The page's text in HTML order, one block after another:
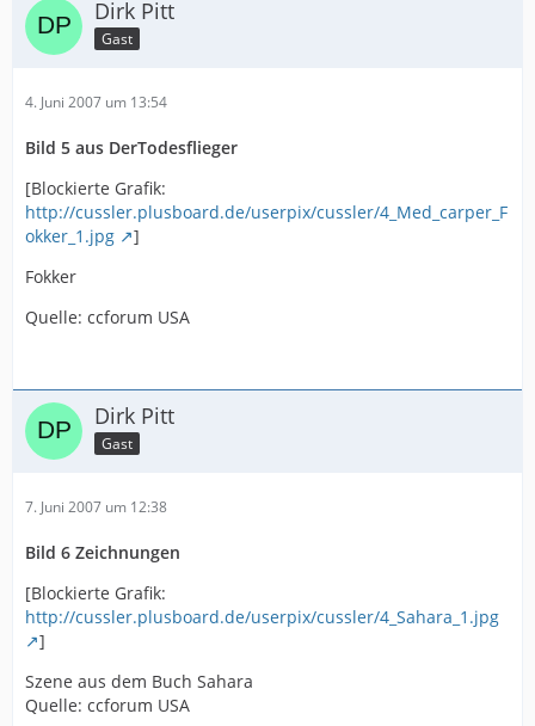
Dirk Pitt
Gast
4. Juni 2007 um 13:54
Bild 5 aus DerTodesflieger
[Blockierte Grafik:
http://cussler.plusboard.de/userpix/cussler/4_Med_carper_F
okker_1.jpg
]
Fokker
Quelle: ccforum USA
Dirk Pitt
Gast
7. Juni 2007 um 12:38
Bild 6 Zeichnungen
[Blockierte Grafik:
http://cussler.plusboard.de/userpix/cussler/4_Sahara_1.jpg
]
Szene aus dem Buch Sahara
Quelle: ccforum USA